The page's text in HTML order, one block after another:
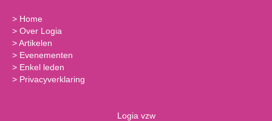
> Home
> Over Logia
>Artikelen
> Evenementen
> Enkel leden
> Privacyverklaring
Logia vzw